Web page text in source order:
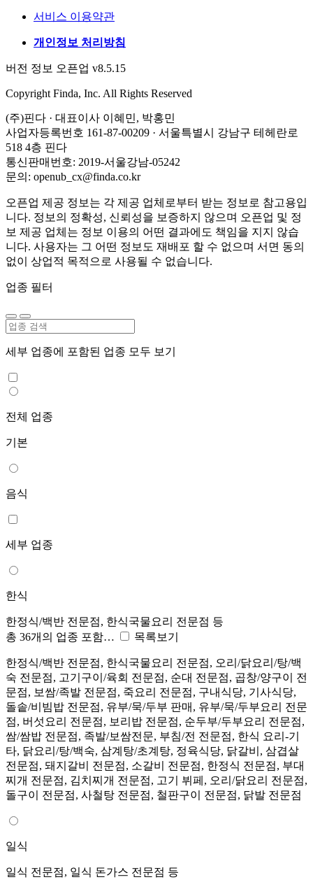
서비스 이용약관
개인정보 처리방침
버전 정보 오픈업 v8.5.15
Copyright Finda, Inc. All Rights Reserved
(주)핀다 · 대표이사 이혜민, 박홍민
사업자등록번호 161-87-00209 · 서울특별시 강남구 테헤란로
518 4층 핀다
통신판매번호: 2019-서울강남-05242
문의: openub_cx@finda.co.kr
오픈업 제공 정보는 각 제공 업체로부터 받는 정보로 참고용입
니다. 정보의 정확성, 신뢰성을 보증하지 않으며 오픈업 및 정
보 제공 업체는 정보 이용의 어떤 결과에도 책임을 지지 않습
니다. 사용자는 그 어떤 정보도 재배포 할 수 없으며 서면 동의
없이 상업적 목적으로 사용될 수 없습니다.
업종 필터
세부 업종에 포함된 업종 모두 보기
전체 업종
기본
음식
세부 업종
한식
한정식/백반 전문점, 한식국물요리 전문점 등
총 36개의 업종 포함…
목록보기
한정식/백반 전문점, 한식국물요리 전문점, 오리/닭요리/탕/백
숙 전문점, 고기구이/육회 전문점, 순대 전문점, 곱창/양구이 전
문점, 보쌈/족발 전문점, 죽요리 전문점, 구내식당, 기사식당,
돌솥/비빔밥 전문점, 유부/묵/두부 판매, 유부/묵/두부요리 전문
점, 버섯요리 전문점, 보리밥 전문점, 순두부/두부요리 전문점,
쌈/쌈밥 전문점, 족발/보쌈전문, 부침/전 전문점, 한식 요리-기
타, 닭요리/탕/백숙, 삼계탕/초계탕, 정육식당, 닭갈비, 삼겹살
전문점, 돼지갈비 전문점, 소갈비 전문점, 한정식 전문점, 부대
찌개 전문점, 김치찌개 전문점, 고기 뷔페, 오리/닭요리 전문점,
돌구이 전문점, 사철탕 전문점, 철판구이 전문점, 닭발 전문점
일식
일식 전문점, 일식 돈가스 전문점 등